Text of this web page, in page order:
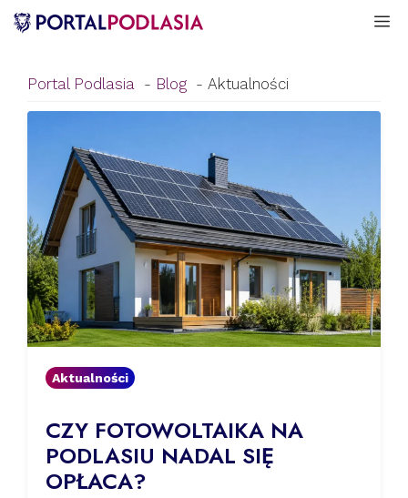
Przejdź
Portal Podlasia Blog Aktualności
Aktualności
CZY FOTOWOLTAIKA NA
PODLASIU NADAL SIĘ
OPŁACA?